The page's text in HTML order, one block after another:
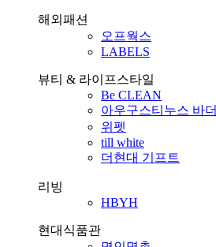
해외패션
오프웍스
LABELS
뷰티 & 라이프스타일
Be CLEAN
아우구스티누스 바더
위펫
till white
더현대 기프트
리빙
HBYH
현대식품관